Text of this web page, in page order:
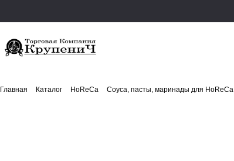
Главная Каталог HoReCa Соуса, пасты, маринады для HoReCa